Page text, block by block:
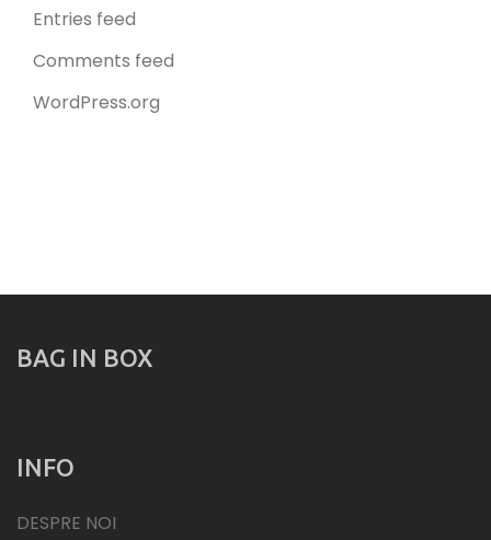
Entries feed
Comments feed
WordPress.org
BAG IN BOX
INFO
DESPRE NOI